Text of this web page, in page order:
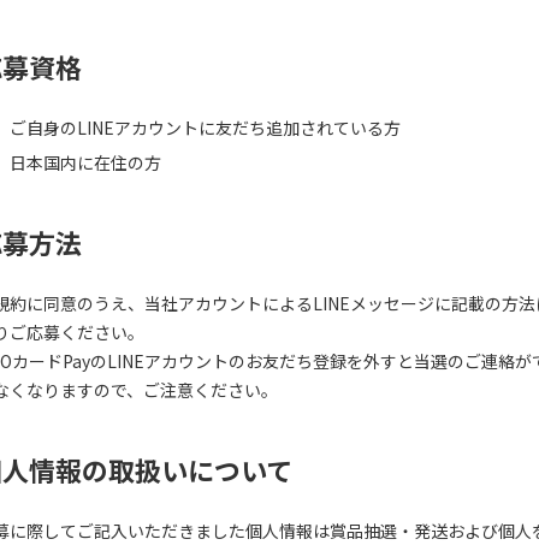
資格
ご自身のLINEアカウントに友だち追加されている方
日本国内に在住の方
方法
約に同意のうえ、当社アカウントによるLINEメッセージに記載の方
ご応募ください。
カードPayのLINEアカウントのお友だち登録を外すと当選のご連絡が
くなりますので、ご注意ください。
情報の取扱いについて
に際してご記入いただきました個人情報は賞品抽選・発送および個人